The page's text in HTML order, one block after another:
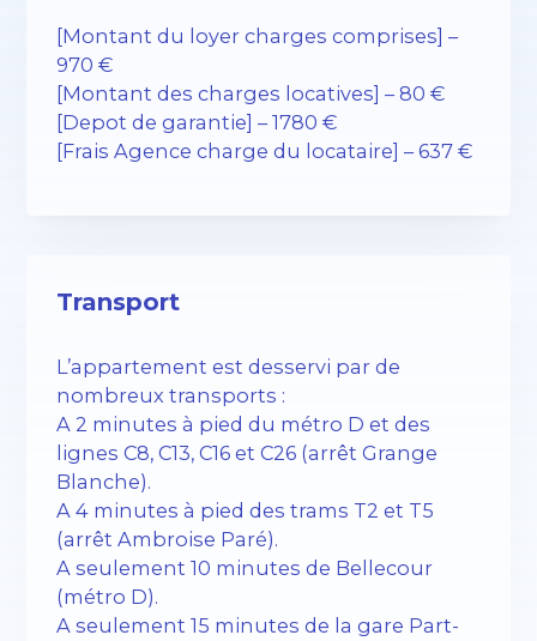
[Montant du loyer charges comprises] –
970 €
[Montant des charges locatives] – 80 €
[Depot de garantie] – 1780 €
[Frais Agence charge du locataire] – 637 €
Transport
L’appartement est desservi par de
nombreux transports :
A 2 minutes à pied du métro D et des
lignes C8, C13, C16 et C26 (arrêt Grange
Blanche).
A 4 minutes à pied des trams T2 et T5
(arrêt Ambroise Paré).
A seulement 10 minutes de Bellecour
(métro D).
A seulement 15 minutes de la gare Part-